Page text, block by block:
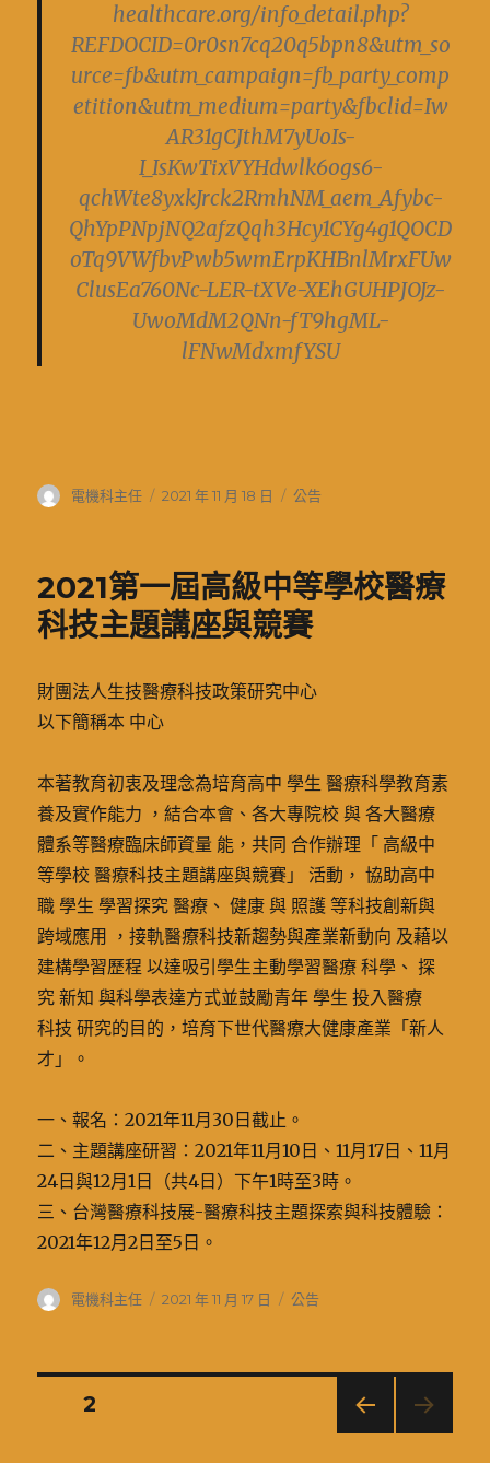
healthcare.org/info_detail.php?
REFDOCID=0r0sn7cq20q5bpn8&utm_so
urce=fb&utm_campaign=fb_party_comp
etition&utm_medium=party&fbclid=Iw
AR31gCJthM7yUoIs-
I_IsKwTixVYHdwlk6ogs6-
qchWte8yxkJrck2RmhNM_aem_Afybc-
QhYpPNpjNQ2afzQqh3Hcy1CYg4g1QOCD
oTq9VWfbvPwb5wmErpKHBnlMrxFUw
ClusEa760Nc-LER-tXVe-XEhGUHPJOJz-
UwoMdM2QNn-fT9hgML-
lFNwMdxmfYSU
作
電機科主任
發
2021 年 11 月 18 日
分
公告
2021第一屆高級中等學校醫療
科技主題講座與競賽
財團法人生技醫療科技政策研究中心
以下簡稱本 中心
本著教育初衷及理念為培育高中 學生 醫療科學教育素
養及實作能力 ，結合本會、各大專院校 與 各大醫療
體系等醫療臨床師資量 能，共同 合作辦理「 高級中
等學校 醫療科技主題講座與競賽」 活動， 協助高中
職 學生 學習探究 醫療、 健康 與 照護 等科技創新與
跨域應用 ，接軌醫療科技新趨勢與產業新動向 及藉以
建構學習歷程 以達吸引學生主動學習醫療 科學、 探
究 新知 與科學表達方式並鼓勵青年 學生 投入醫療
科技 研究的目的，培育下世代醫療大健康產業「新人
才」。
一、報名：2021年11月30日截止。
二、主題講座研習：2021年11月10日、11月17日、11月
24日與12月1日（共4日）下午1時至3時。
三、台灣醫療科技展-醫療科技主題探索與科技體驗：
2021年12月2日至5日。
作
電機科主任
發
2021 年 11 月 17 日
分
公告
頁次2